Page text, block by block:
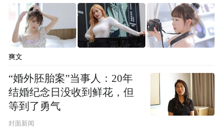
本次“文韵中外·智旅全球”文旅品牌国际论
坛，汇聚来自文旅、媒体及相关领域的多方
代表，围绕文化传播创新路径、旅游品牌国
际化表达及产业融合发展展开深入探讨。论
坛依托香港这一国际化窗口，致力于搭建中
外交流对话平台，推动中国文旅资源与文化
价值走向更广阔的世界舞台。
爽文
“婚外胚胎案”当事人：20年
结婚纪念日没收到鲜花，但
等到了勇气
封面新闻